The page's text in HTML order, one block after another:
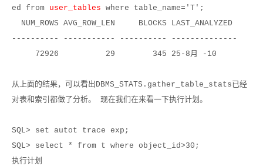
ed from user_tables where table_name='T';
NUM_ROWS AVG_ROW_LEN BLOCKS LAST_ANALYZED
---------- ----------- ---------- --------------
72926 29 345 25-8月 -10
从上面的结果，可以看出DBMS_STATS.gather_table_stats已经
对表和索引都做了分析。 现在我们在来看一下执行计划。
SQL> set autot trace exp;
SQL> select * from t where object_id>30;
执行计划